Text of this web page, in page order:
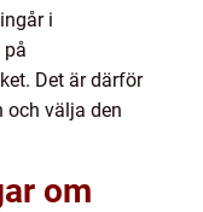
i
på
Det är därför
välja den
om